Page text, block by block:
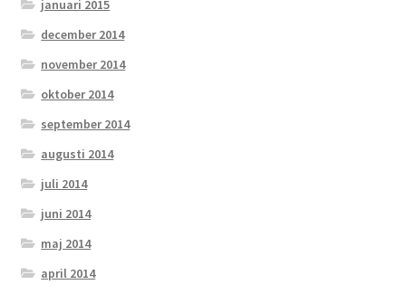
januari 2015
december 2014
november 2014
oktober 2014
september 2014
augusti 2014
juli 2014
juni 2014
maj 2014
april 2014